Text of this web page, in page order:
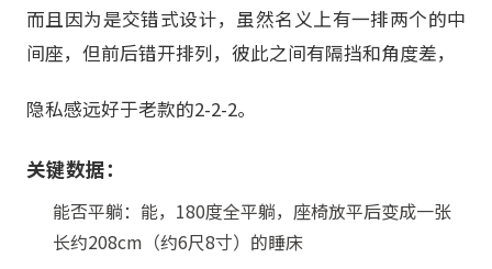
而且因为是交错式设计，虽然名义上有一排两个的中
间座，但前后错开排列，彼此之间有隔挡和角度差，
隐私感远好于老款的2-2-2。
关键数据：
能否平躺：能，180度全平躺，座椅放平后变成一张
长约208cm（约6尺8寸）的睡床